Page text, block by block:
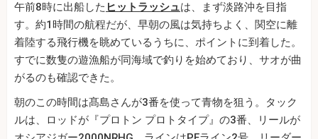
午前8時に出船した ヒットラッシュは、まず淡路沖を目指
す。約1時間の航程だが、早朝の風は気持ちよく、関空に離
着陸する飛行機を眺めているうちに、ポイントに到着した。
すでに数隻の遊漁船が同海域で釣りを始めており、サオが曲
がるのも確認できた。
朝のこの時間は髙島さんが3番を使って青物を狙う。タック
ルは、ロッドが『プロトン プロトタイプ』の3番、リールが